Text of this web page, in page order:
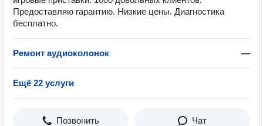
Предоставляю гарантию. Низкие цены. Диагностика
бесплатно.
Ремонт аудиоколонок —
Ещё 22 услуги
Позвонить Чат